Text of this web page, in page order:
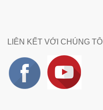
LIÊN KẾT VỚI CHÚNG TÔI